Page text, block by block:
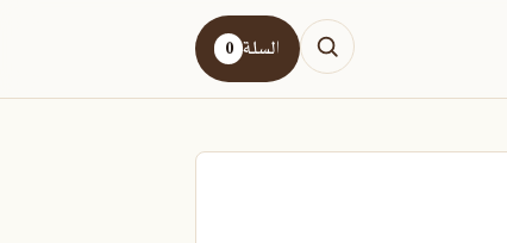
السلة 0